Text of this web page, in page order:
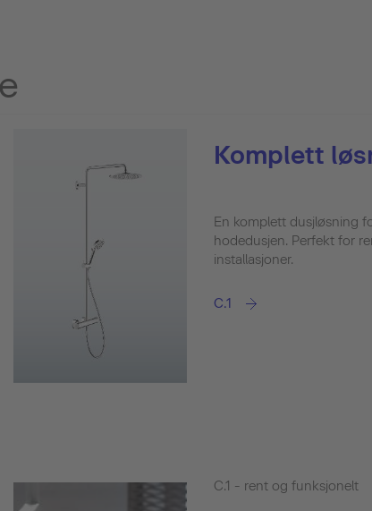
Komplett
En komplett dusjløsning
hodedusjen. Perfekt for
installasjoner.
C.1
C.1 - rent og funksjonelt